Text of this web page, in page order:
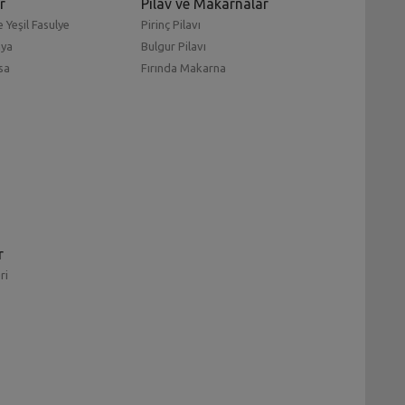
Yeşil Fasulye
Pirinç Pilavı
Bulgur Pilavı
Fırında Makarna